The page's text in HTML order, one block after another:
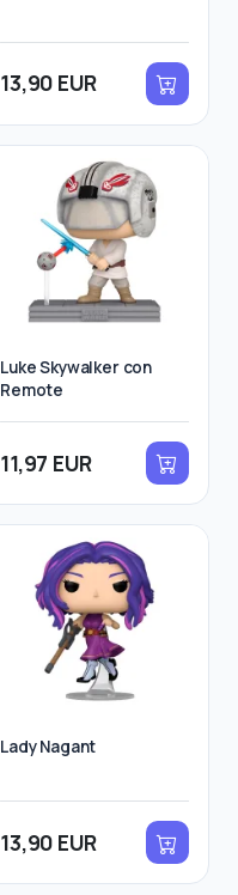
13,90 EUR
Luke Skywalker con
Remote
11,97 EUR
Lady Nagant
13,90 EUR